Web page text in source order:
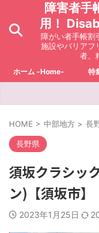
障害者手
用！
障がい者手帳割
施設やバリアフ
者、
ホーム -Home- 特
HOME > 中部地方 > 長
長野県
須坂クラシッ
ン)【須坂市】
2023年1月25日